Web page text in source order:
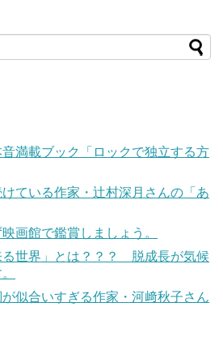
満載ブック「ロックで独立する方
ている作家・辻村深月さんの「あ
画館で鑑賞しましょう。
る世界」とは？？？ 脱成長が気候
似合いすぎる作家・河﨑秋子さん